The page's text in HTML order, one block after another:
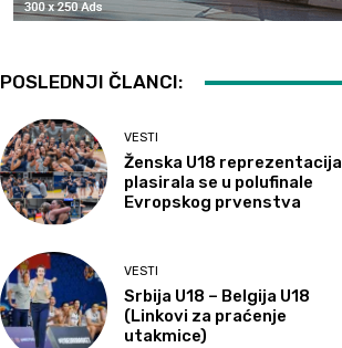
POSLEDNJI ČLANCI:
VESTI
Ženska U18 reprezentacija
plasirala se u polufinale
Evropskog prvenstva
VESTI
Srbija U18 – Belgija U18
(Linkovi za praćenje
utakmice)